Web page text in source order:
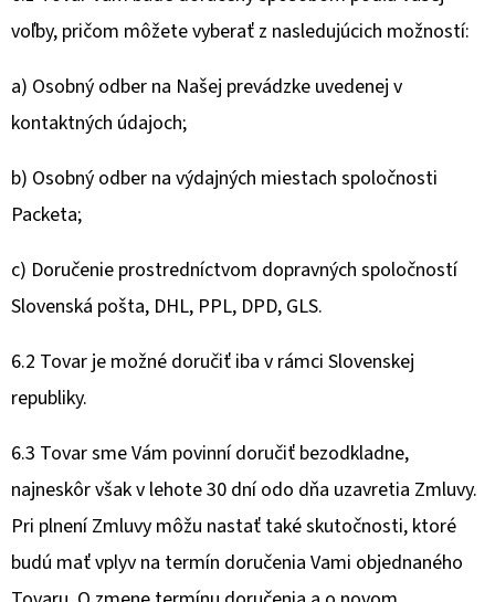
voľby, pričom môžete vyberať z nasledujúcich možností:
a) Osobný odber na Našej prevádzke uvedenej v
kontaktných údajoch;
b) Osobný odber na výdajných miestach spoločnosti
Packeta;
c) Doručenie prostredníctvom dopravných spoločností
Slovenská pošta, DHL, PPL, DPD, GLS.
6.2 Tovar je možné doručiť iba v rámci Slovenskej
republiky.
6.3 Tovar sme Vám povinní doručiť bezodkladne,
najneskôr však v lehote 30 dní odo dňa uzavretia Zmluvy.
Pri plnení Zmluvy môžu nastať také skutočnosti, ktoré
budú mať vplyv na termín doručenia Vami objednaného